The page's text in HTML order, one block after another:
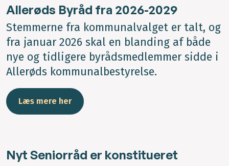
Allerøds Byråd fra 2026-2029
Stemmerne fra kommunalvalget er talt, og
fra januar 2026 skal en blanding af både
nye og tidligere byrådsmedlemmer sidde i
Allerøds kommunalbestyrelse.
Læs mere her
Nyt Seniorråd er konstitueret